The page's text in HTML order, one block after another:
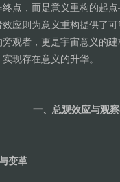
终点，而是意义重构的起
效应则为意义重构提供了
观者，更是宇宙意义的
现存在意义的升华。
一、总观效应与观
变革